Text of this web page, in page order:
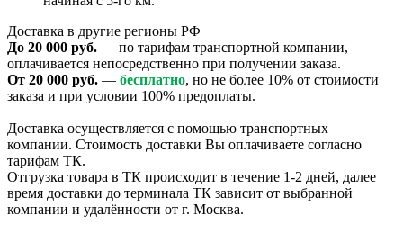
Доставка в другие регионы РФ
До 20 000 руб. — по тарифам транспортной компании,
оплачивается непосредственно при получении заказа.
От 20 000 руб. — бесплатно, но не более 10% от стоимости
заказа и при условии 100% предоплаты.
Доставка осуществляется с помощью транспортных
компании. Стоимость доставки Вы оплачиваете согласно
тарифам ТК.
Отгрузка товара в ТК происходит в течение 1-2 дней, далее
время доставки до терминала ТК зависит от выбранной
компании и удалённости от г. Москва.